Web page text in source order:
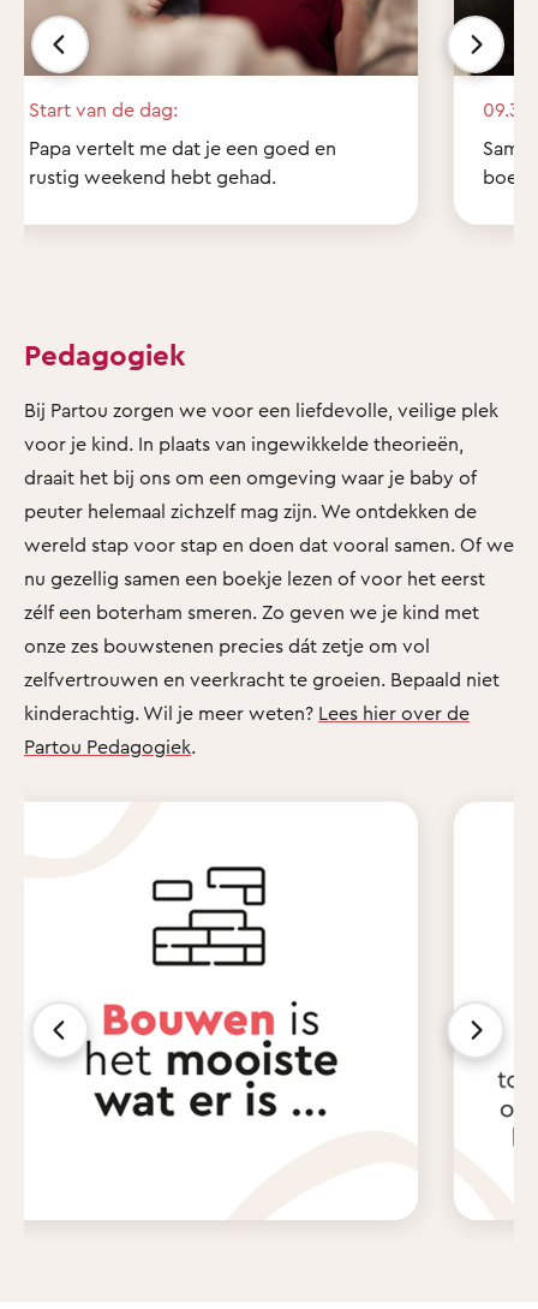
Start van de dag:
Papa vertelt me dat je een goed en
rustig weekend hebt gehad.
09.30
Pedagogiek
Bij Partou zorgen we voor een liefdevolle, veilige plek
voor je kind. In plaats van ingewikkelde theorieën,
draait het bij ons om een omgeving waar je baby of
peuter helemaal zichzelf mag zijn. We ontdekken de
wereld stap voor stap en doen dat vooral samen. Of we
nu gezellig samen een boekje lezen of voor het eerst
zélf een boterham smeren. Zo geven we je kind met
onze zes bouwstenen precies dát zetje om vol
zelfvertrouwen en veerkracht te groeien. Bepaald niet
kinderachtig. Wil je meer weten? Lees hier over de
Partou Pedagogiek.